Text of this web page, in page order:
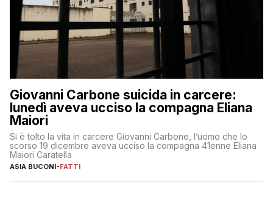
Giovanni Carbone suicida in carcere:
lunedì aveva ucciso la compagna Eliana
Maiori
Si è tolto la vita in carcere Giovanni Carbone, l’uomo che lo
scorso 19 dicembre aveva ucciso la compagna 41enne Eliana
Maiori Caratella
ASIA BUCONI-FATTI